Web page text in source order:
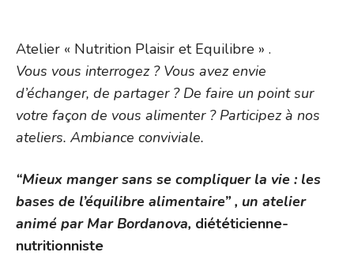
Atelier « Nutrition Plaisir et Equilibre » .
Vous vous interrogez ? Vous avez envie
d’échanger, de partager ? De faire un point sur
votre façon de vous alimenter ? Participez à nos
ateliers. Ambiance conviviale.
“Mieux manger sans se compliquer la vie : les
bases de l’équilibre alimentaire” , un atelier
animé par Mar Bordanova, diététicienne-
nutritionniste